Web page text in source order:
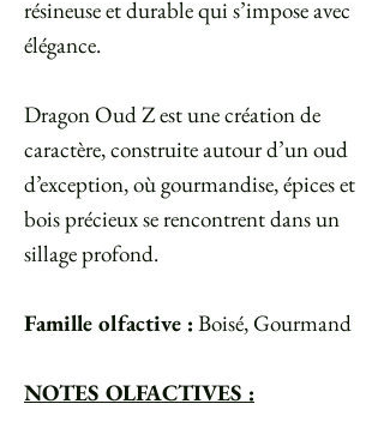
résineuse et durable qui s’impose avec
élégance.
Dragon Oud Z est une création de
caractère, construite autour d’un oud
d’exception, où gourmandise, épices et
bois précieux se rencontrent dans un
sillage profond.
Famille olfactive : Boisé, Gourmand
NOTES OLFACTIVES :